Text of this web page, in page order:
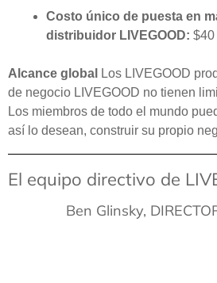
Costo único de puesta en
distribuidor LIVEGOOD: $40
Alcance global
Los LIVEGOOD
de negocio LIVEGOOD no tienen
Los miembros de todo el mundo
así lo desean, construir su propio
El equipo directivo de
Ben Glinsky,